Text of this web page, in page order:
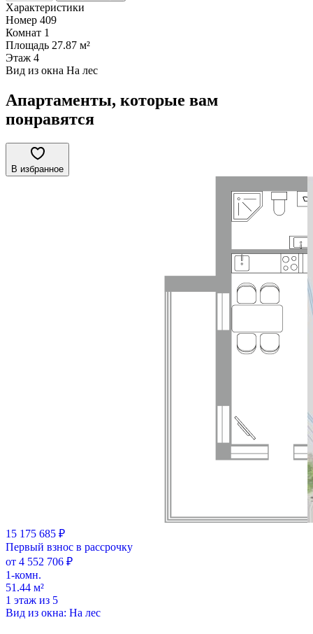
Характеристики
Номер 409
Комнат 1
Площадь 27.87 м²
Этаж 4
Вид из окна На лес
Апартаменты, которые вам
понравятся
В избранное
15 175 685 ₽
Первый взнос в рассрочку
от 4 552 706 ₽
1-комн.
51.44 м²
1 этаж из 5
Вид из окна: На лес